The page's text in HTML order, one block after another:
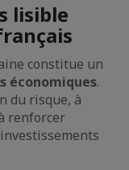
lisible
constitue un
économiques.
du risque, à
renforcer